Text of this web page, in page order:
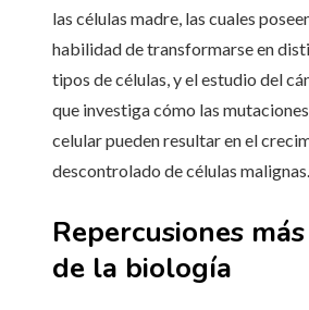
las células madre, las cuales
habilidad de transformarse en
tipos de células, y el estudio del
que investiga cómo las
celular pueden resultar en el
descontrolado de células malignas.
Repercusiones
de la biología